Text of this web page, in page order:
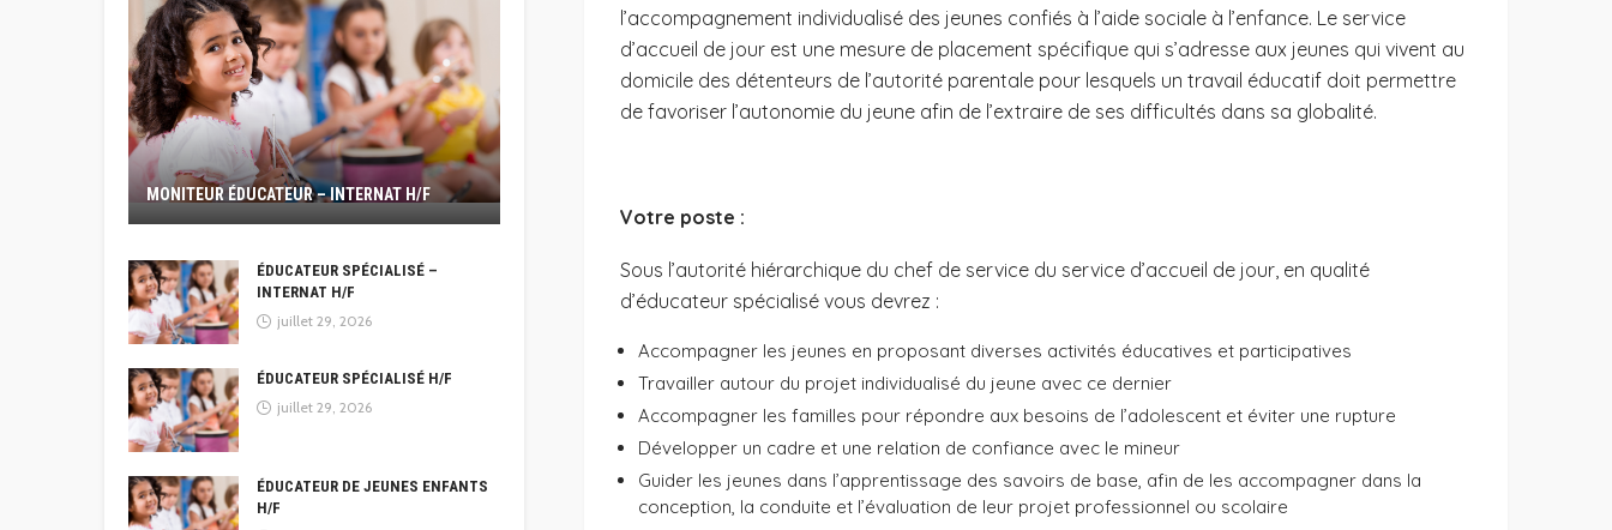
l’accompagnement individualisé des jeunes confiés à l’aide sociale à l’enfance. Le service
d’accueil de jour est une mesure de placement spécifique qui s’adresse aux jeunes qui vivent au
domicile des détenteurs de l’autorité parentale pour lesquels un travail éducatif doit permettre
de favoriser l’autonomie du jeune afin de l’extraire de ses difficultés dans sa globalité.
Votre poste :
Sous l’autorité hiérarchique du chef de service du service d’accueil de jour, en qualité
d’éducateur spécialisé vous devrez :
Accompagner les jeunes en proposant diverses activités éducatives et participatives
Travailler autour du projet individualisé du jeune avec ce dernier
Accompagner les familles pour répondre aux besoins de l’adolescent et éviter une rupture
Développer un cadre et une relation de confiance avec le mineur
Guider les jeunes dans l’apprentissage des savoirs de base, afin de les accompagner dans la
conception, la conduite et l’évaluation de leur projet professionnel ou scolaire
MONITEUR ÉDUCATEUR – INTERNAT H/F
ÉDUCATEUR SPÉCIALISÉ –
INTERNAT H/F
juillet 29, 2026
ÉDUCATEUR SPÉCIALISÉ H/F
juillet 29, 2026
ÉDUCATEUR DE JEUNES ENFANTS
H/F